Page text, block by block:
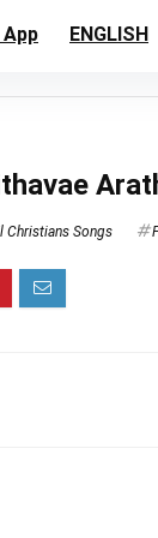
ENGLISH
Christians Songs